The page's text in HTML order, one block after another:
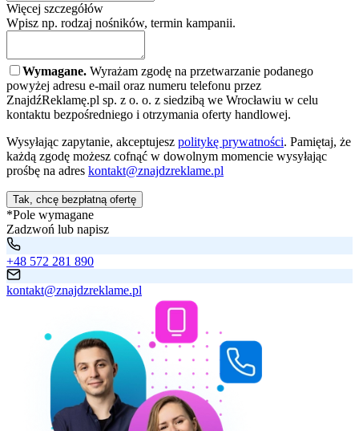
Więcej szczegółów
Wpisz np. rodzaj nośników, termin kampanii.
Wymagane. Wyrażam zgodę na przetwarzanie podanego
powyżej adresu e-mail oraz numeru telefonu przez
ZnajdźReklamę.pl sp. z o. o. z siedzibą we Wrocławiu w celu
kontaktu bezpośredniego i otrzymania oferty handlowej.
Wysyłając zapytanie, akceptujesz politykę prywatności. Pamiętaj, że
każdą zgodę możesz cofnąć w dowolnym momencie wysyłając
prośbę na adres kontakt@znajdzreklame.pl
Tak, chcę bezpłatną ofertę
*Pole wymagane
Zadzwoń lub napisz
+48 572 281 890
kontakt@znajdzreklame.pl